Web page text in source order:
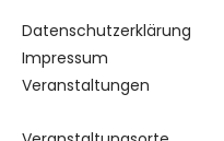
Datenschutzerklärung
Impressum
Veranstaltungen